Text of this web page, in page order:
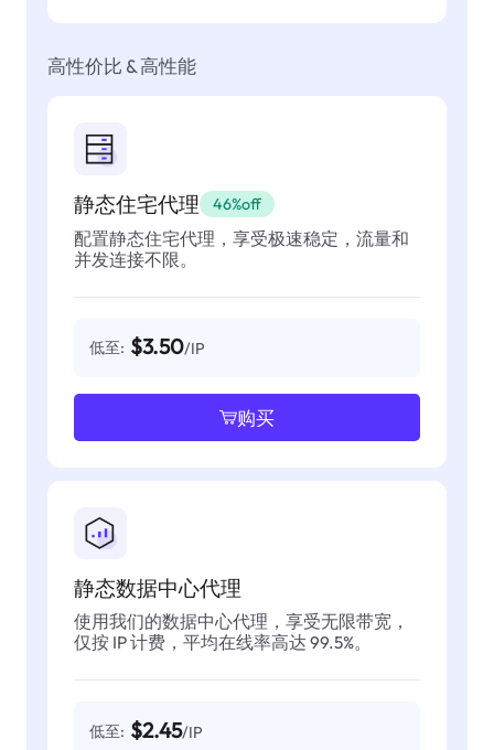
高性价比 & 高性能
静态住宅代理 46%off
配置静态住宅代理，享受极速稳定，流量和
并发连接不限。
低至: $3.50/IP
购买
静态数据中心代理
使用我们的数据中心代理，享受无限带宽，
仅按 IP 计费，平均在线率高达 99.5%。
低至: $2.45/IP